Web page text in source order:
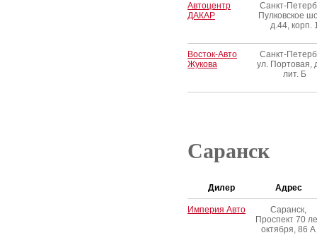
Автоцентр
ДАКАР
Санкт-
Пулковское
д.44, корп.
Восток-Авто
Жукова
Санкт-
ул. Портовая,
лит. Б
Саранск
Дилер Адрес
Империя Авто
Саранск,
Проспект 70
октября, 86 А